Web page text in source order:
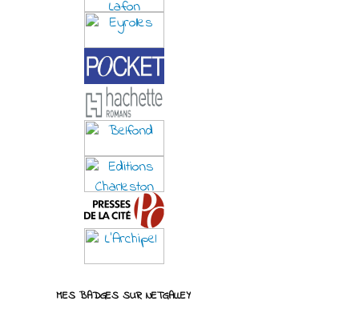
MES BADGES SUR NETGALLEY